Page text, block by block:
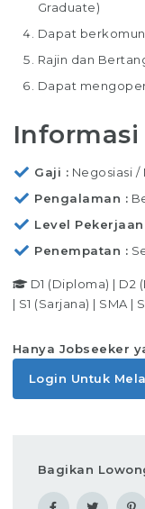
Graduate)
Dapat
Rajin dan
Dapat
Gaji
Negosiasi /
Pengalaman
Level Pekerjaan
Penempatan
D1 (Diploma) | D2
| S1 (Sarjana) | SMA |
Hanya Jobseeker
Login Untuk
Bagikan